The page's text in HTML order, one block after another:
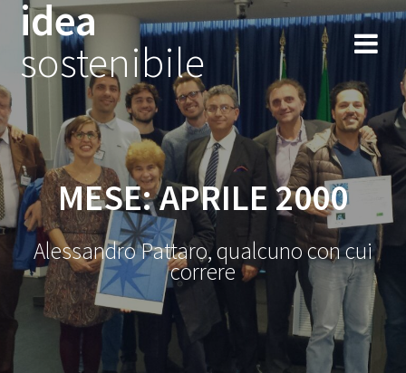
Salta
al
contenuto
idea
sostenibile
MESE:APRILE 2000
Alessandro Pattaro, qualcuno con cui
correre